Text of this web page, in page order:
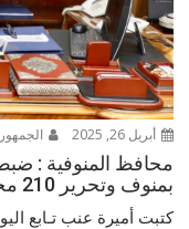
أبريل 26, 2025
بمنوف وتحرير 210 محضر تموينى
كتبت أميرة عنب تـابع